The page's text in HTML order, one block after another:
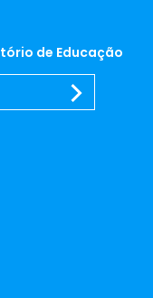
de Educação